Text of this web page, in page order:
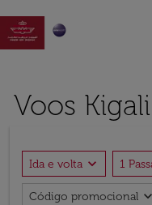

Voos
Ida e volta expand_more 1
Código promocional expand_more